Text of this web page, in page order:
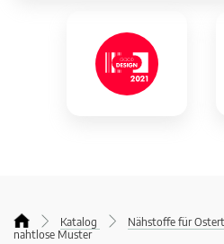
Katalog Nähstoffe für
nahtlose Muster